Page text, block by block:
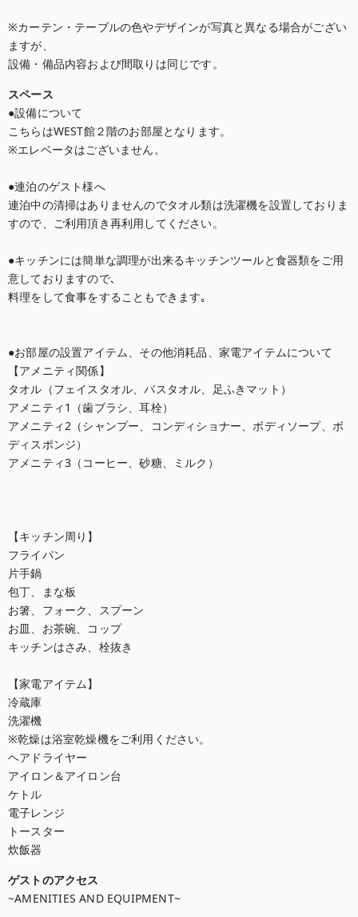
※カーテン・テーブルの色やデザインが写真と異なる場合がござい
ますが、
設備・備品内容および間取りは同じです。
スペース
●設備について
こちらはWEST館２階のお部屋となります。
※エレベータはございません。
●連泊のゲスト様へ
連泊中の清掃はありませんのでタオル類は洗濯機を設置しておりま
すので、ご利用頂き再利用してください。
●キッチンには簡単な調理が出来るキッチンツールと食器類をご用
意しておりますので､
料理をして食事をすることもできます｡
●お部屋の設置アイテム、その他消耗品、家電アイテムについて
【アメニティ関係】
タオル（フェイスタオル、バスタオル、足ふきマット）
アメニティ1（歯ブラシ、耳栓）
アメニティ2（シャンプー、コンディショナー、ボディソープ、ボ
ディスポンジ）
アメニティ3（コーヒー、砂糖、ミルク）
【キッチン周り】
フライパン
片手鍋
包丁、まな板
お箸、フォーク、スプーン
お皿、お茶碗、コップ
キッチンはさみ、栓抜き
【家電アイテム】
冷蔵庫
洗濯機
※乾燥は浴室乾燥機をご利用ください。
ヘアドライヤー
アイロン＆アイロン台
ケトル
電子レンジ
トースター
炊飯器
ゲストのアクセス
~AMENITIES AND EQUIPMENT~